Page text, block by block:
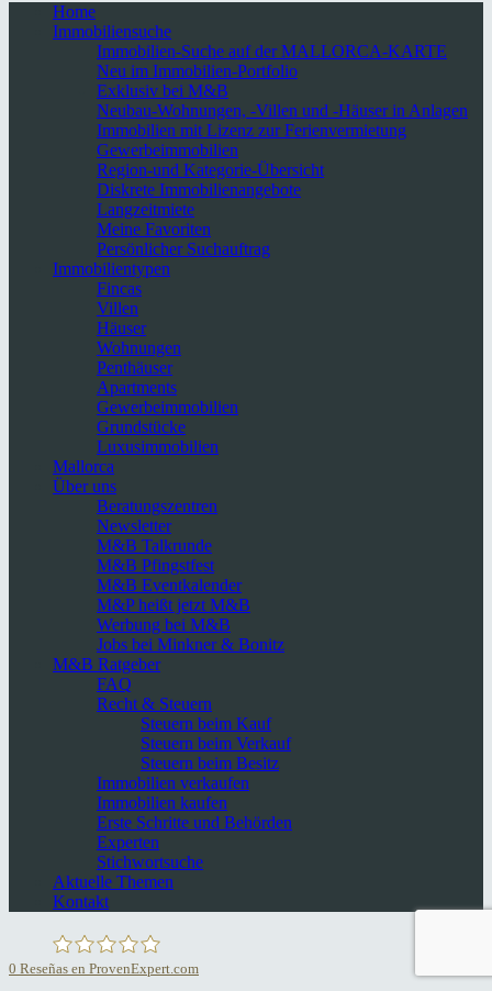
Home
Immobiliensuche
Immobilien-Suche auf der MALLORCA-KARTE
Neu im Immobilien-Portfolio
Exklusiv bei M&B
Neubau-Wohnungen, -Villen und -Häuser in Anlagen
Immobilien mit Lizenz zur Ferienvermietung
Gewerbeimmobilien
Region-und Kategorie-Übersicht
Diskrete Immobilienangebote
Langzeitmiete
Meine Favoriten
Persönlicher Suchauftrag
Immobilientypen
Fincas
Villen
Häuser
Wohnungen
Penthäuser
Apartments
Gewerbeimmobilien
Grundstücke
Luxusimmobilien
Mallorca
Über uns
Beratungszentren
Newsletter
M&B Talkrunde
M&B Pfingstfest
M&B Eventkalender
M&P heißt jetzt M&B
Werbung bei M&B
Jobs bei Minkner & Bonitz
M&B Ratgeber
FAQ
Recht & Steuern
Steuern beim Kauf
Steuern beim Verkauf
Steuern beim Besitz
Immobilien verkaufen
Immobilien kaufen
Erste Schritte und Behörden
Experten
Stichwortsuche
Aktuelle Themen
Kontakt
0 Reseñas en ProvenExpert.com